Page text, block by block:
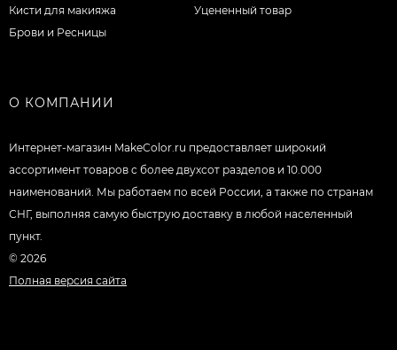
Кисти для макияжа
Брови и Ресницы
Уцененный товар
О КОМПАНИИ
Интернет-магазин MakeColor.ru предоставляет широкий
ассортимент товаров c более двухсот разделов и 10.000
наименований. Мы работаем по всей России, а также по странам
СНГ, выполняя самую быструю доставку в любой населенный
пункт.
© 2026
Полная версия сайта